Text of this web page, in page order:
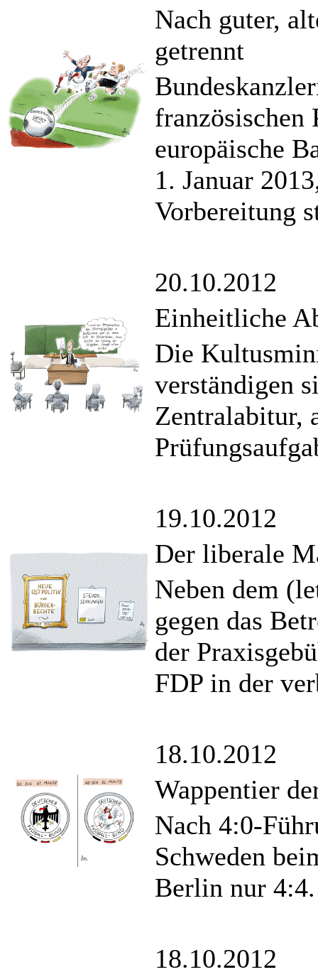
Nach guter,
getrennt
französischen
europäische
1. Januar
Vorbereitung
20.10.2012
Einheitliche
Die
verständigen
Zentralabitur,
19.10.2012
Der liberale
Neben dem
gegen das
der
FDP in der
18.10.2012
Wappentier
Nach 4:0-
Schweden
Berlin nur 4:4.
18.10.2012